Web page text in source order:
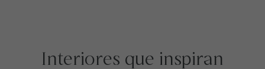
Interiores que inspiran